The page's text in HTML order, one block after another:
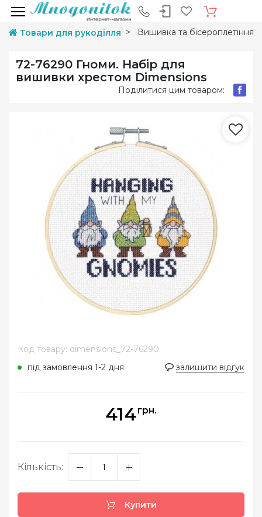
Товари для рукоділля Вишивка та бісероплетіння
72-76290 Гноми. Набір для
вишивки хрестом Dimensions
Поділитися цим товаром:
Код товару: dimensions_72-76290
під замовлення 1-2 дня
залишити відгук
414грн.
Кількість:
Купити